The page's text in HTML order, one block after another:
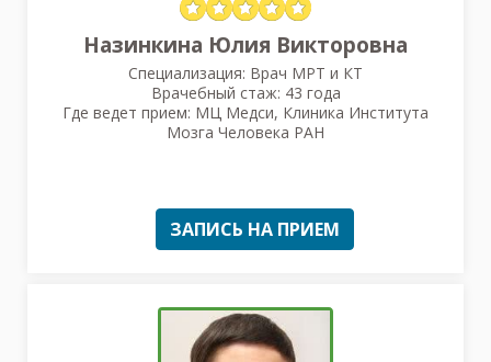
Назинкина Юлия Викторовна
Специализация: Врач МРТ и КТ
Врачебный стаж: 43 года
Где ведет прием: МЦ Медси, Клиника Института
Мозга Человека РАН
ЗАПИСЬ НА ПРИЕМ